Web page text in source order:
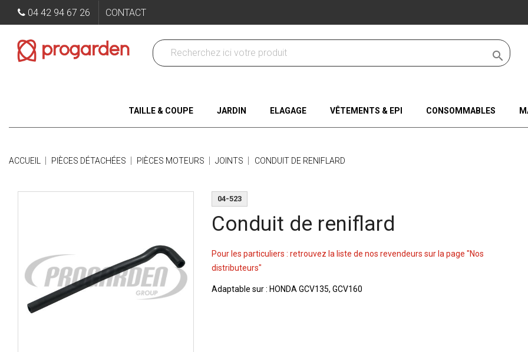
04 42 94 67 26 CONTACT

TAILLE & COUPE JARDIN ELAGAGE VÊTEMENTS & EPI CONSOMMABLES
ACCUEIL PIÈCES DÉTACHÉES PIÈCES MOTEURS JOINTS CONDUIT DE RENIFLARD
04-523
Conduit de reniflard
Pour les particuliers : retrouvez la liste de nos revendeurs sur la page "Nos
distributeurs"
Adaptable sur : HONDA GCV135, GCV160